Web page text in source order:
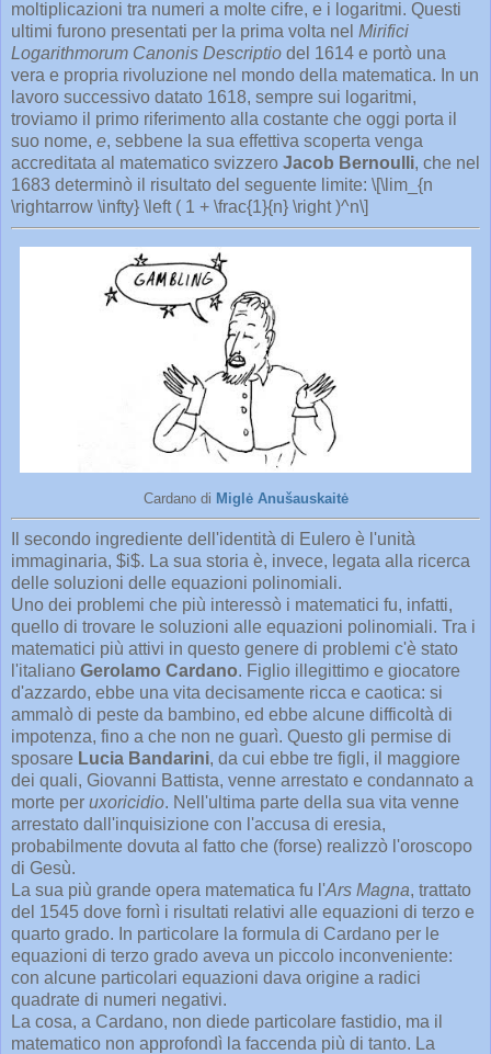
moltiplicazioni tra numeri a molte cifre, e i logaritmi. Questi
ultimi furono presentati per la prima volta nel Mirifici
Logarithmorum Canonis Descriptio del 1614 e portò una
vera e propria rivoluzione nel mondo della matematica. In un
lavoro successivo datato 1618, sempre sui logaritmi,
troviamo il primo riferimento alla costante che oggi porta il
suo nome, e, sebbene la sua effettiva scoperta venga
accreditata al matematico svizzero Jacob Bernoulli, che nel
1683 determinò il risultato del seguente limite: \[\lim_{n
\rightarrow \infty} \left ( 1 + \frac{1}{n} \right )^n\]
Cardano di Miglė Anušauskaitė
Il secondo ingrediente dell'identità di Eulero è l'unità
immaginaria, $i$. La sua storia è, invece, legata alla ricerca
delle soluzioni delle equazioni polinomiali.
Uno dei problemi che più interessò i matematici fu, infatti,
quello di trovare le soluzioni alle equazioni polinomiali. Tra i
matematici più attivi in questo genere di problemi c'è stato
l'italiano Gerolamo Cardano. Figlio illegittimo e giocatore
d'azzardo, ebbe una vita decisamente ricca e caotica: si
ammalò di peste da bambino, ed ebbe alcune difficoltà di
impotenza, fino a che non ne guarì. Questo gli permise di
sposare Lucia Bandarini, da cui ebbe tre figli, il maggiore
dei quali, Giovanni Battista, venne arrestato e condannato a
morte per uxoricidio. Nell'ultima parte della sua vita venne
arrestato dall'inquisizione con l'accusa di eresia,
probabilmente dovuta al fatto che (forse) realizzò l'oroscopo
di Gesù.
La sua più grande opera matematica fu l'Ars Magna, trattato
del 1545 dove fornì i risultati relativi alle equazioni di terzo e
quarto grado. In particolare la formula di Cardano per le
equazioni di terzo grado aveva un piccolo inconveniente:
con alcune particolari equazioni dava origine a radici
quadrate di numeri negativi.
La cosa, a Cardano, non diede particolare fastidio, ma il
matematico non approfondì la faccenda più di tanto. La